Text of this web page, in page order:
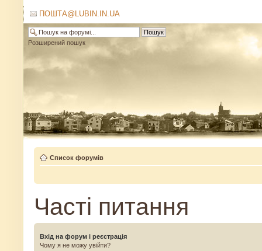
ПОШТА@LUBIN.IN.UA
Розширений пошук
Список форумів
Часті питання
Вхід на форум і реєстрація
Чому я не можу увійти?